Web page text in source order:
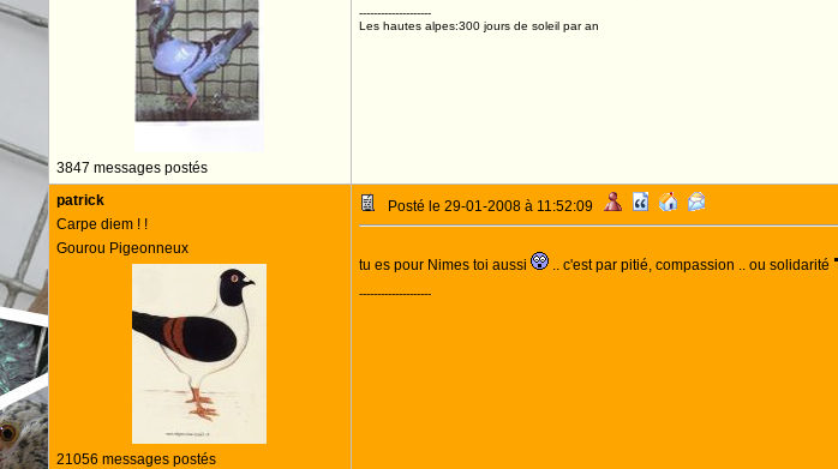
3847 messages postés
--------------------
Les hautes alpes:300 jours de soleil par an
patrick
Carpe diem ! !
Gourou Pigeonneux
21056 messages postés
Posté le 29-01-2008 à 11:52:09
tu es pour Nimes toi aussi .. c'est par pitié, compassion .. ou solidarité
--------------------